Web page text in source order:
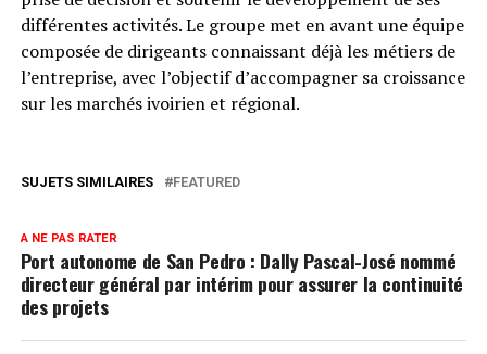
différentes activités. Le groupe met en avant une équipe
composée de dirigeants connaissant déjà les métiers de
l’entreprise, avec l’objectif d’accompagner sa croissance
sur les marchés ivoirien et régional.
SUJETS SIMILAIRES FEATURED
A NE PAS RATER
Port autonome de San Pedro : Dally Pascal-José nommé
directeur général par intérim pour assurer la continuité
des projets